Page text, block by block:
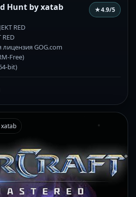
Hunt by xatab ★4.9/5
RED
RED
GOG.com
Free)
bit)
xatab